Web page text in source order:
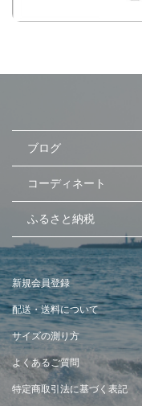
ブログ
コーディネート
ふるさと納税
新規会員登録
配送・送料について
サイズの測り方
よくあるご質問
特定商取引法に基づく表記